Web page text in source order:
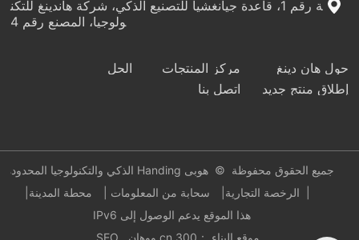
ة رقم 1، قاعدة جيانغشيا للتصنيع الذكي، شركة هاندينغ للتكن
ولوجيا، المصنع رقم 4
حول هان دينغ مركز المنتجات
الحل
إطلاق منتج جديد
اتصل بنا
جميع الحقوق محفوظة © هوبى Handing الذكي والتكنولوجيا المحدودة
| الرخصة التجارية|
سحابة من المعلومات |
محطة المدينة|
هذا الموقع يدعم الوصول إلى IPv6
موقع البناء ：300.cn
ووهان . SEO